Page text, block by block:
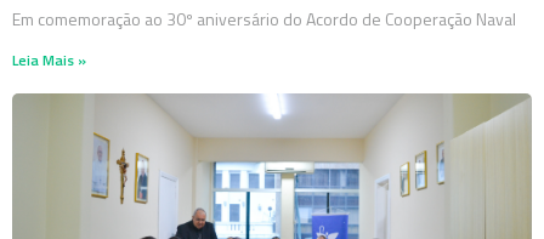
Em comemoração ao 30º aniversário do Acordo de Cooperação Naval
Leia Mais »